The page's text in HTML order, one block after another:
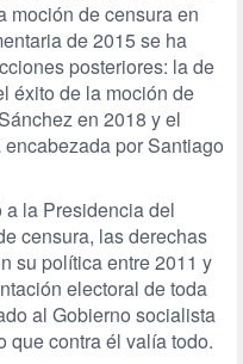
moción de censura en
de 2015 se ha
posteriores: la de
éxito de la moción de
en 2018 y el
por Santiago
la Presidencia del
censura, las derechas
su política entre 2011 y
electoral de toda
al Gobierno socialista
que contra él valía todo.